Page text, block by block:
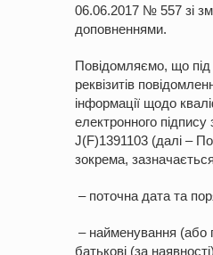
06.06.2017 № 557 зі
доповненнями.
Повідомляємо, що під
реквізитів
інформації щодо
електронного
J(F)1391103 (далі –
зокрема,
– поточна дата та
– найменування (або
батькові (за